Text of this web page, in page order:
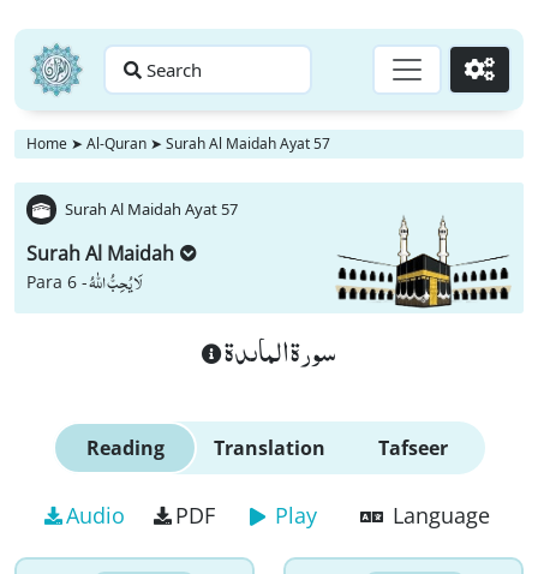
Search Go
Home ➤ Al-Quran ➤ Surah Al Maidah Ayat 57
Surah Al Maidah Ayat 57
Surah Al Maidah
Para 6 -لَا یُحِبُّ اللّٰهُ
سورة الماىدة
Reading Translation Tafseer
Audio PDF Play Language